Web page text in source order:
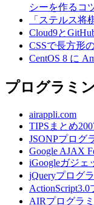
シーを作るコ
「ステルス将
Cloud9と
CSSで長方形
CentOS 8 に
プログラミ
airappli.com
TIPSまとめ
JSONPプログ
Google AJAX
iGoogleガジェ
jQueryプログ
AIRプログラ